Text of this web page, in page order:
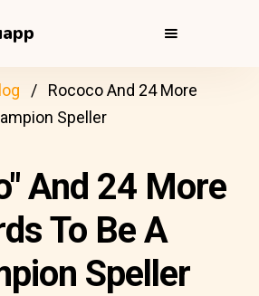
Rococo And 24 More
Speller
And 24 More
To Be A
Speller